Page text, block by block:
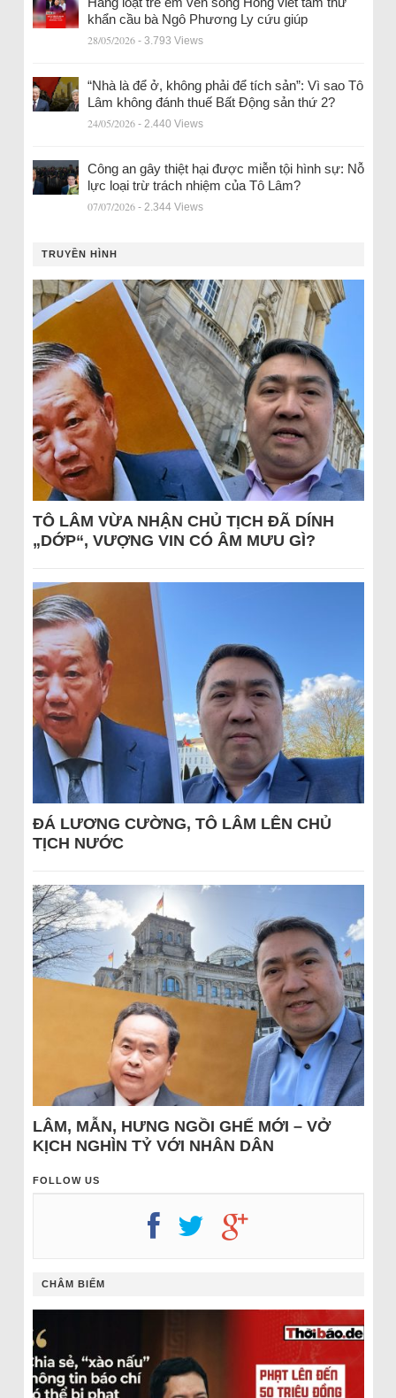
khẩn cầu bà Ngô Phương Ly cứu giúp
28/05/2026 - 3.793 Views
“Nhà là để ở, không phải để tích sản”: Vì sao Tô
Lâm không đánh thuế Bất Động sản thứ 2?
24/05/2026 - 2.440 Views
Công an gây thiệt hại được miễn tội hình sự: Nỗ
lực loại trừ trách nhiệm của Tô Lâm?
07/07/2026 - 2.344 Views
TRUYỀN HÌNH
TÔ LÂM VỪA NHẬN CHỦ TỊCH ĐÃ DÍNH
„DỚP“, VƯỢNG VIN CÓ ÂM MƯU GÌ?
ĐÁ LƯƠNG CƯỜNG, TÔ LÂM LÊN CHỦ
TỊCH NƯỚC
LÂM, MẪN, HƯNG NGỒI GHẾ MỚI – VỞ
KỊCH NGHÌN TỶ VỚI NHÂN DÂN
FOLLOW US
CHÂM BIẾM